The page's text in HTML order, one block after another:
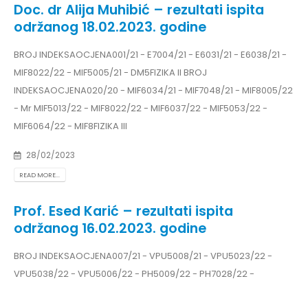
Doc. dr Alija Muhibić – rezultati ispita
održanog 18.02.2023. godine
BROJ INDEKSAOCJENA001/21 - E7004/21 - E6031/21 - E6038/21 -
MIF8022/22 - MIF5005/21 - DM5FIZIKA II BROJ
INDEKSAOCJENA020/20 - MIF6034/21 - MIF7048/21 - MIF8005/22
- Mr MIF5013/22 - MIF8022/22 - MIF6037/22 - MIF5053/22 -
MIF6064/22 - MIF8FIZIKA III
28/02/2023
READ MORE...
Prof. Esed Karić – rezultati ispita
održanog 16.02.2023. godine
BROJ INDEKSAOCJENA007/21 - VPU5008/21 - VPU5023/22 -
VPU5038/22 - VPU5006/22 - PH5009/22 - PH7028/22 -